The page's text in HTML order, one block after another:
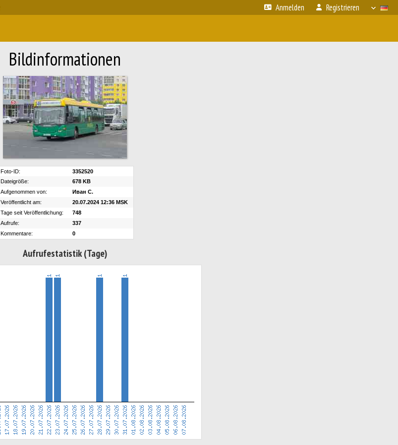
Anmelden Registrieren
Bildinformationen
Foto-ID:
3352520
Dateigröße:
678 KB
Aufgenommen von:
Иван С.
Veröffentlicht am:
20.07.2024 12:36 MSK
Tage seit Veröffentlichung:
748
Aufrufe:
337
Kommentare:
0
Aufrufestatistik (Tage)